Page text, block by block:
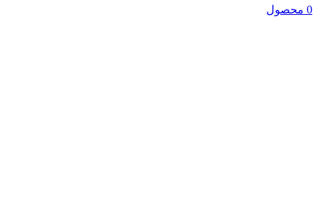
0 محصول